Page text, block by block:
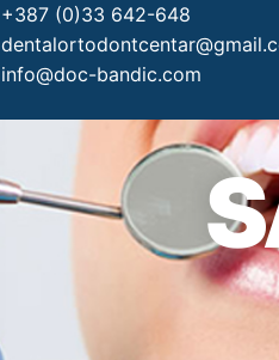
+387 (0)33 642-648
info@doc-bandic.com